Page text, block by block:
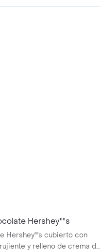
Hershey''''s
Hershey''''s cubierto con
y relleno de crema de